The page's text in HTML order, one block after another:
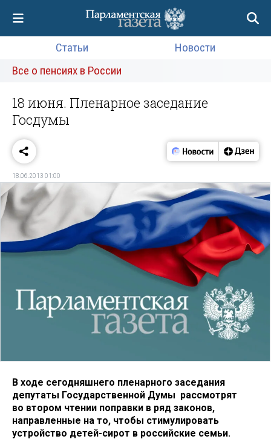
Статьи
Новости
Все о пенсиях в России
18 июня. Пленарное заседание
Госдумы
18.06.2013 01:00
В ходе сегодняшнего пленарного заседания
депутаты Государственной Думы рассмотрят
во втором чтении поправки в ряд законов,
направленные на то, чтобы стимулировать
устройство детей-сирот в российские семьи.